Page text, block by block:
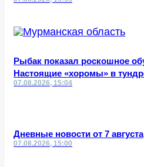
Рыбак показал роскошное
Настоящие «хоромы» в
07.08.2026, 15:04
Дневные новости от 7 августа
07.08.2026, 15:00